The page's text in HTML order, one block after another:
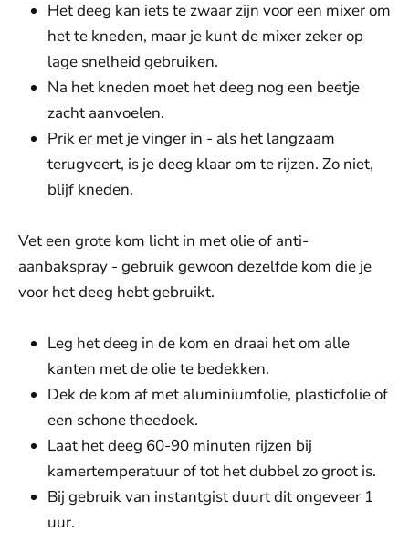
Het deeg kan iets te zwaar zijn voor een mixer om
het te kneden, maar je kunt de mixer zeker op
lage snelheid gebruiken.
Na het kneden moet het deeg nog een beetje
zacht aanvoelen.
Prik er met je vinger in - als het langzaam
terugveert, is je deeg klaar om te rijzen. Zo niet,
blijf kneden.
Vet een grote kom licht in met olie of anti-
aanbakspray - gebruik gewoon dezelfde kom die je
voor het deeg hebt gebruikt.
Leg het deeg in de kom en draai het om alle
kanten met de olie te bedekken.
Dek de kom af met aluminiumfolie, plasticfolie of
een schone theedoek.
Laat het deeg 60-90 minuten rijzen bij
kamertemperatuur of tot het dubbel zo groot is.
Bij gebruik van instantgist duurt dit ongeveer 1
uur.